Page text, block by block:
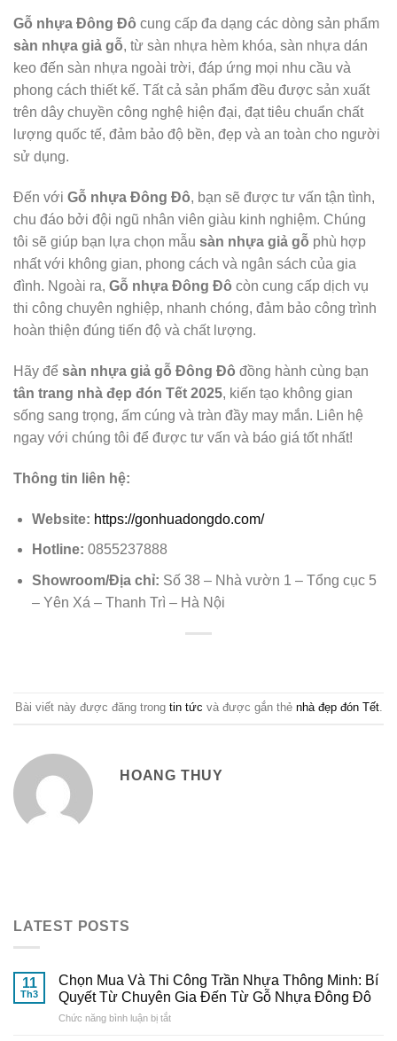
Gỗ nhựa Đông Đô cung cấp đa dạng các dòng sản phẩm
sàn nhựa giả gỗ, từ sàn nhựa hèm khóa, sàn nhựa dán
keo đến sàn nhựa ngoài trời, đáp ứng mọi nhu cầu và
phong cách thiết kế. Tất cả sản phẩm đều được sản xuất
trên dây chuyền công nghệ hiện đại, đạt tiêu chuẩn chất
lượng quốc tế, đảm bảo độ bền, đẹp và an toàn cho người
sử dụng.
Đến với Gỗ nhựa Đông Đô, bạn sẽ được tư vấn tận tình,
chu đáo bởi đội ngũ nhân viên giàu kinh nghiệm. Chúng
tôi sẽ giúp bạn lựa chọn mẫu sàn nhựa giả gỗ phù hợp
nhất với không gian, phong cách và ngân sách của gia
đình. Ngoài ra, Gỗ nhựa Đông Đô còn cung cấp dịch vụ
thi công chuyên nghiệp, nhanh chóng, đảm bảo công trình
hoàn thiện đúng tiến độ và chất lượng.
Hãy để sàn nhựa giả gỗ Đông Đô đồng hành cùng bạn
tân trang nhà đẹp đón Tết 2025, kiến tạo không gian
sống sang trọng, ấm cúng và tràn đầy may mắn. Liên hệ
ngay với chúng tôi để được tư vấn và báo giá tốt nhất!
Thông tin liên hệ:
Website: https://gonhuadongdo.com/
Hotline: 0855237888
Showroom/Địa chỉ: Số 38 – Nhà vườn 1 – Tổng cục 5
– Yên Xá – Thanh Trì – Hà Nội
Bài viết này được đăng trong tin tức và được gắn thẻ nhà đẹp đón Tết.
HOANG THUY
LATEST POSTS
11
Th3
Chọn Mua Và Thi Công Trần Nhựa Thông Minh: Bí
Quyết Từ Chuyên Gia Đến Từ Gỗ Nhựa Đông Đô
Chức năng bình luận bị tắtở